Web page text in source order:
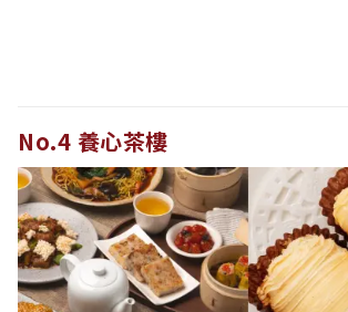
No.4 養心茶樓